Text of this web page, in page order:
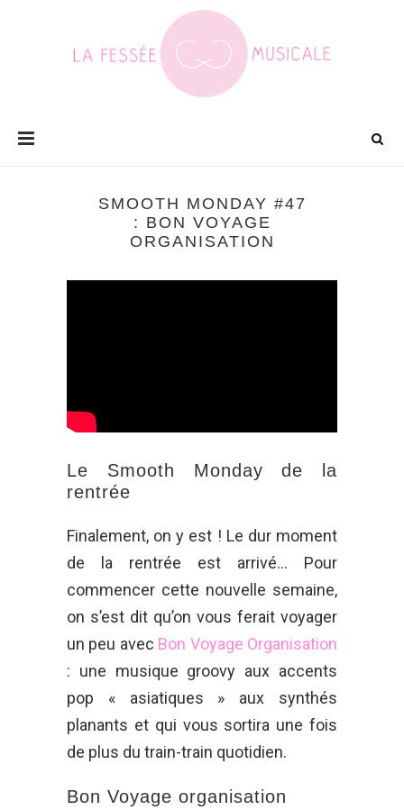
SMOOTH MONDAY #47
: BON VOYAGE
ORGANISATION
Le Smooth Monday de la
rentrée
Finalement, on y est ! Le dur moment
de la rentrée est arrivé… Pour
commencer cette nouvelle semaine,
on s’est dit qu’on vous ferait voyager
un peu avec Bon Voyage Organisation
: une musique groovy aux accents
pop « asiatiques » aux synthés
planants et qui vous sortira une fois
de plus du train-train quotidien.
Bon Voyage organisation